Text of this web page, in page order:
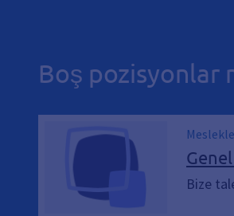
Boş pozisyonlar
Bize